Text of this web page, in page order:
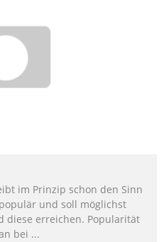
im Prinzip schon den Sinn
und soll möglichst
diese erreichen. Popularität
bei ...